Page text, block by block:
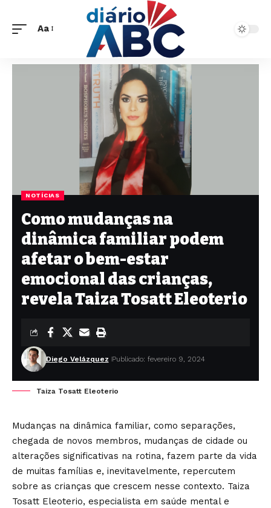
Aa
NOTÍCIAS
Como mudanças na
dinâmica familiar podem
afetar o bem-estar
emocional das crianças,
revela Taiza Tosatt Eleoterio
Diego Velázquez Publicado: fevereiro 9, 2024
Taiza Tosatt Eleoterio
Mudanças na dinâmica familiar, como separações,
chegada de novos membros, mudanças de cidade ou
alterações significativas na rotina, fazem parte da vida
de muitas famílias e, inevitavelmente, repercutem
sobre as crianças que crescem nesse contexto. Taiza
Tosatt Eleoterio, especialista em saúde mental e